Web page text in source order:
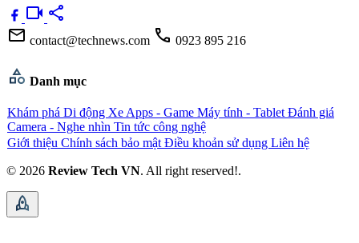
videocam share
mail contact@technews.com call 0923 895 216
category Danh mục
Khám phá Di động Xe Apps - Game Máy tính - Tablet Đánh giá
Camera - Nghe nhìn Tin tức công nghệ
Giới thiệu Chính sách bảo mật Điều khoản sử dụng Liên hệ
© 2026 Review Tech VN. All right reserved!.
rocket